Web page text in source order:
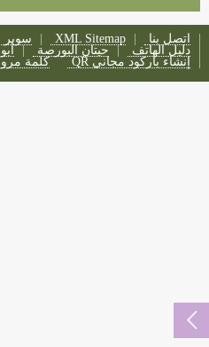
اتصل بنا XML Sitemap سوبر
دليل الهاتف
حيتان البورصة
إنشاء باركود مجاني QR
كلمة